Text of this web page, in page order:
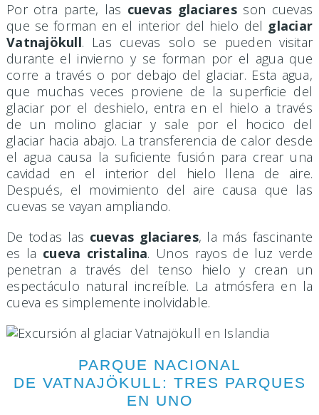
Por otra parte, las cuevas glaciaresson cuevas
que se forman en el interior del hielo del glaciar
Vatnajökull. Las cuevas solo se pueden visitar
durante el invierno y se forman por el agua que
corre a través o por debajo del glaciar. Esta agua,
que muchas veces proviene de la superficie del
glaciar por el deshielo, entra en el hielo a través
de un molino glaciar y sale por el hocico del
glaciar hacia abajo. La transferencia de calor desde
el agua causa la suficiente fusión para crear una
cavidad en el interior del hielo llena de aire.
Después, el movimiento del aire causa que las
cuevas se vayan ampliando.
De todas las cuevas glaciares, la más fascinante
es la cueva cristalina. Unos rayos de luz verde
penetran a través del tenso hielo y crean un
espectáculo natural increíble. La atmósfera en la
cueva es simplemente inolvidable.
PARQUE NACIONAL
DE VATNAJÖKULL: TRES PARQUES
EN UNO